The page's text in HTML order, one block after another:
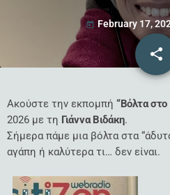
today February 17,
share
email
Ακούστε την εκπομπή “Βόλτα
2026 με τη Γιάννα Βιδάκη.
Σήμερα πάμε μια βόλτα στα
αγάπη ή καλύτερα τι… δεν είναι.